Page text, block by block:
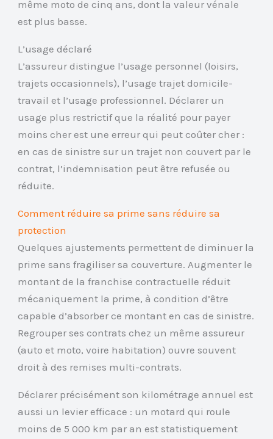
même moto de cinq ans, dont la valeur vénale
est plus basse.
L’usage déclaré
L’assureur distingue l’usage personnel (loisirs,
trajets occasionnels), l’usage trajet domicile-
travail et l’usage professionnel. Déclarer un
usage plus restrictif que la réalité pour payer
moins cher est une erreur qui peut coûter cher :
en cas de sinistre sur un trajet non couvert par le
contrat, l’indemnisation peut être refusée ou
réduite.
Comment réduire sa prime sans réduire sa
protection
Quelques ajustements permettent de diminuer la
prime sans fragiliser sa couverture. Augmenter le
montant de la franchise contractuelle réduit
mécaniquement la prime, à condition d’être
capable d’absorber ce montant en cas de sinistre.
Regrouper ses contrats chez un même assureur
(auto et moto, voire habitation) ouvre souvent
droit à des remises multi-contrats.
Déclarer précisément son kilométrage annuel est
aussi un levier efficace : un motard qui roule
moins de 5 000 km par an est statistiquement